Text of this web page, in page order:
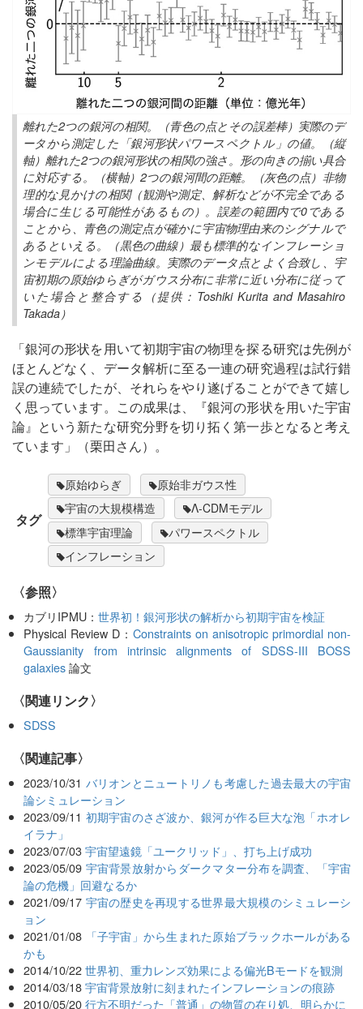
離れた2つの銀河の相関。（青色の点とその誤差棒）実際のデ
ータから測定した「銀河形状パワースペクトル」の値。（縦
軸）離れた2つの銀河形状の相関の強さ。形の向きの揃い具合
に対応する。（横軸）2つの銀河間の距離。（灰色の点）非物
理的な見かけの相関（観測や測定、解析などが不完全である
場合に生じる可能性があるもの）。誤差の範囲内で0である
ことから、青色の測定点が確かに宇宙物理由来のシグナルで
あるといえる。（黒色の曲線）最も標準的なインフレーショ
ンモデルによる理論曲線。実際のデータ点とよく合致し、宇
宙初期の原始ゆらぎがガウス分布に非常に近い分布に従って
いた場合と整合する（提供：Toshiki Kurita and Masahiro
Takada）
「銀河の形状を用いて初期宇宙の物理を探る研究は先例が
ほとんどなく、データ解析に至る一連の研究過程は試行錯
誤の連続でしたが、それらをやり遂げることができて嬉し
く思っています。この成果は、『銀河の形状を用いた宇宙
論』という新たな研究分野を切り拓く第一歩となると考え
ています」（栗田さん）。
タグ
原始ゆらぎ
原始非ガウス性
宇宙の大規模構造
Λ-CDMモデル
標準宇宙理論
パワースペクトル
インフレーション
〈参照〉
カブリIPMU：世界初！銀河形状の解析から初期宇宙を検証
Physical Review D：Constraints on anisotropic primordial non-
Gaussianity from intrinsic alignments of SDSS-III BOSS
galaxies論文
〈関連リンク〉
SDSS
関連記事
2023/10/31 バリオンとニュートリノも考慮した過去最大の宇宙
論シミュレーション
2023/09/11 初期宇宙のさざ波か、銀河が作る巨大な泡「ホオレ
イラナ」
2023/07/03 宇宙望遠鏡「ユークリッド」、打ち上げ成功
2023/05/09 宇宙背景放射からダークマター分布を調査、「宇宙
論の危機」回避なるか
2021/09/17 宇宙の歴史を再現する世界最大規模のシミュレーシ
ョン
2021/01/08
「子宇宙」から生まれた原始ブラックホールがある
かも
2014/10/22 世界初、重力レンズ効果による偏光Bモードを観測
2014/03/18 宇宙背景放射に刻まれたインフレーションの痕跡
2010/05/20 行方不明だった「普通」の物質の在り処、明らかに